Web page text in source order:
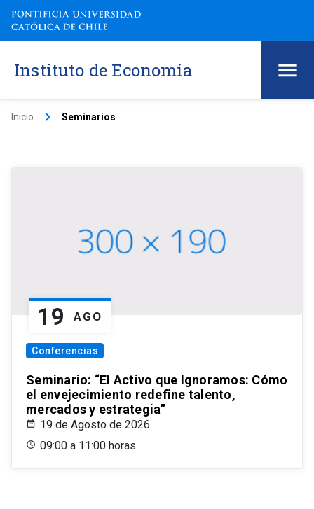
Instituto de Economía
Inicio keyboard_arrow_right Seminarios
19 AGO
Conferencias
Seminario: “El Activo que Ignoramos: Cómo
el envejecimiento redefine talento,
mercados y estrategia”
19 de Agosto de 2026
09:00 a 11:00 horas